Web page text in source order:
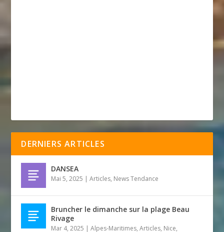
DERNIERS ARTICLES
DANSEA
Mai 5, 2025 |Articles, News Tendance
Bruncher le dimanche sur la plage Beau
Rivage
Mar 4, 2025 |Alpes-Maritimes,Articles, Nice,